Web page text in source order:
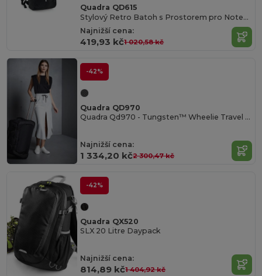
Quadra QD615
Stylový Retro Batoh s Prostorem pro Notebook
Najnižší cena:
419,93 kč1 020,58 kč
-42%
Quadra QD970
Quadra Qd970 - Tungsten™ Wheelie Travel Bag
Najnižší cena:
1 334,20 kč2 300,47 kč
-42%
Quadra QX520
SLX 20 Litre Daypack
Najnižší cena:
814,89 kč1 404,92 kč